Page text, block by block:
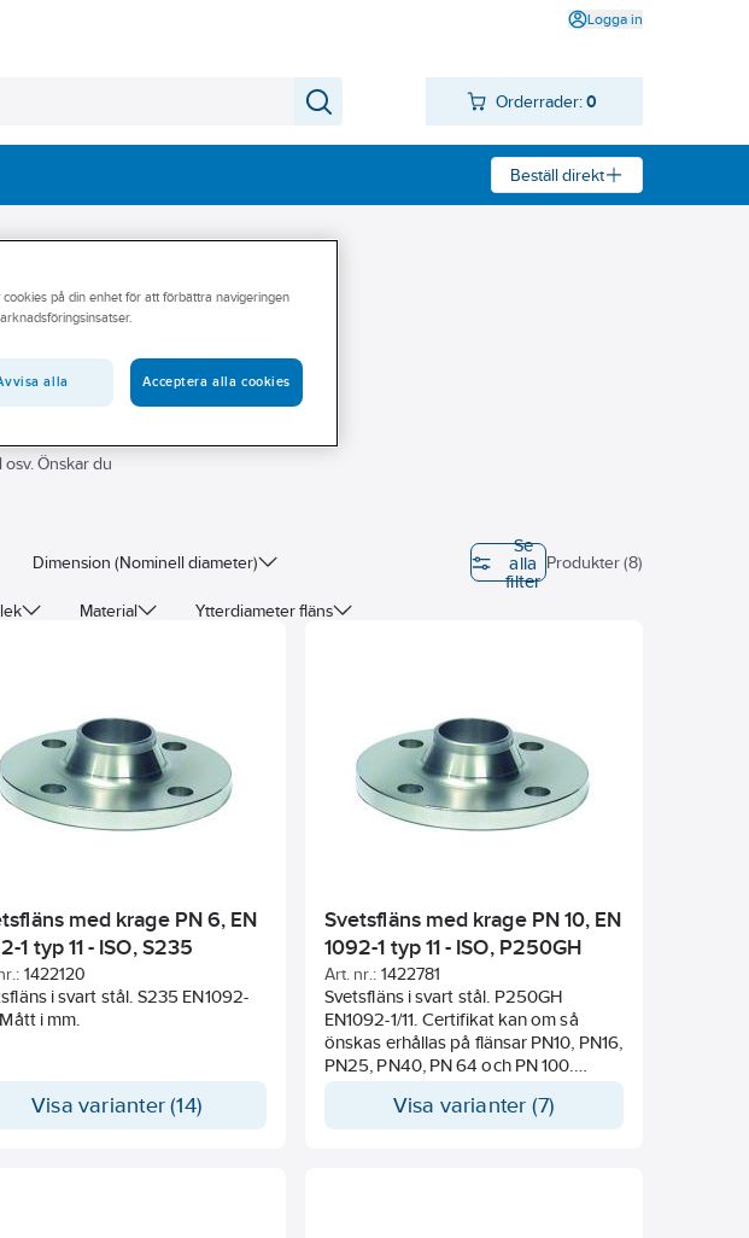
Logga in
Orderrader: 0
Beställ direkt
som behövs för er
Önskar du
Dimension (Nominell diameter)
Material Ytterdiameter fläns
Se
alla
filter
Produkter (8)
med krage PN 6, EN
1 typ 11 - ISO, S235
1422120
i svart stål. S235 EN1092-
Mått i mm.
Visa varianter (14)
Svetsfläns med krage PN 10, EN
1092-1 typ 11 - ISO, P250GH
Art. nr.: 1422781
Svetsfläns i svart stål. P250GH
EN1092-1/11. Certifikat kan om så
önskas erhållas på flänsar PN10, PN16,
PN25, PN40, PN 64 och PN 100.
beställningstillfället! Mått i mm.
Visa varianter (7)
på din enhet för att förbättra navigeringen
alla Acceptera alla cookies